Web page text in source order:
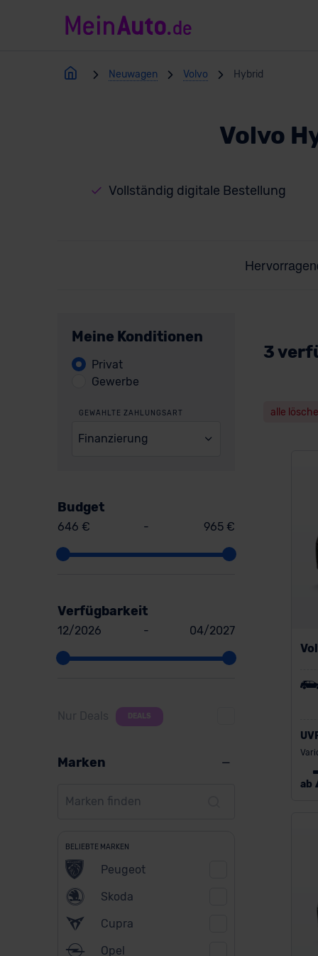
Neuwagen Volvo Hybrid
Volvo
Vollständig digitale Bestellung
Meine Konditionen
Privat
Gewerbe
GEWÄHLTE ZAHLUNGSART
Finanzierung
Budget
646 € - 965 €
Verfügbarkeit
12/2026 - 04/2027
Nur Deals DEALS
Marken
BELIEBTE MARKEN
Peugeot
Skoda
Cupra
Opel
3
alle
ab